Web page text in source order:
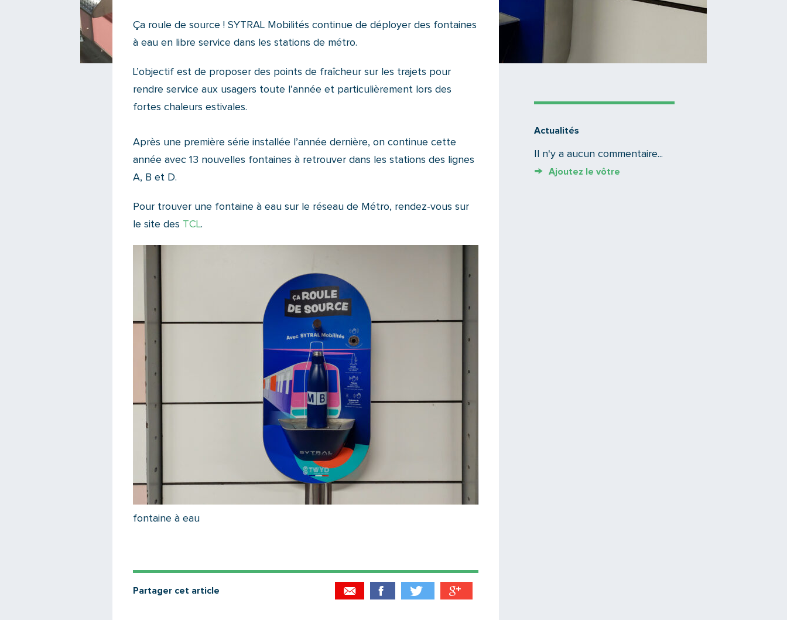
Actualités
Il n'y a aucun commentaire...
Ajoutez le vôtre
Ça roule de source ! SYTRAL Mobilités continue de déployer des fontaines
à eau en libre service dans les stations de métro.
L’objectif est de proposer des points de fraîcheur sur les trajets pour
rendre service aux usagers toute l’année et particulièrement lors des
fortes chaleurs estivales.
Après une première série installée l’année dernière, on continue cette
année avec 13 nouvelles fontaines à retrouver dans les stations des lignes
A, B et D.
Pour trouver une fontaine à eau sur le réseau de Métro, rendez-vous sur
le site des TCL.
fontaine à eau
Partager cet article